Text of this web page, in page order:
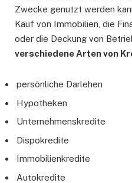
Zwecke genutzt werden
Kauf von Immobilien, die
oder die Deckung von
verschiedene Arten von
persönliche Darlehen
Hypotheken
Unternehmenskredite
Dispokredite
Immobilienkredite
Autokredite